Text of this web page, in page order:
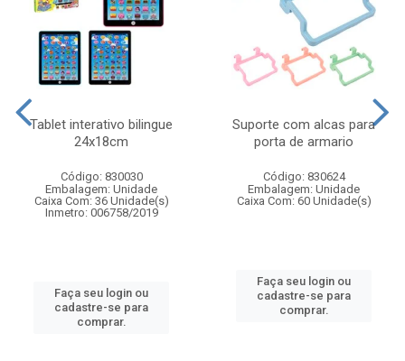
Tablet interativo bilingue
24x18cm
Código: 830030
Embalagem: Unidade
Caixa Com: 36 Unidade(s)
Inmetro: 006758/2019
Faça seu login ou
cadastre-se para
comprar.
Suporte com alcas para
porta de armario
Código: 830624
Embalagem: Unidade
Caixa Com: 60 Unidade(s)
Faça seu login ou
cadastre-se para
comprar.